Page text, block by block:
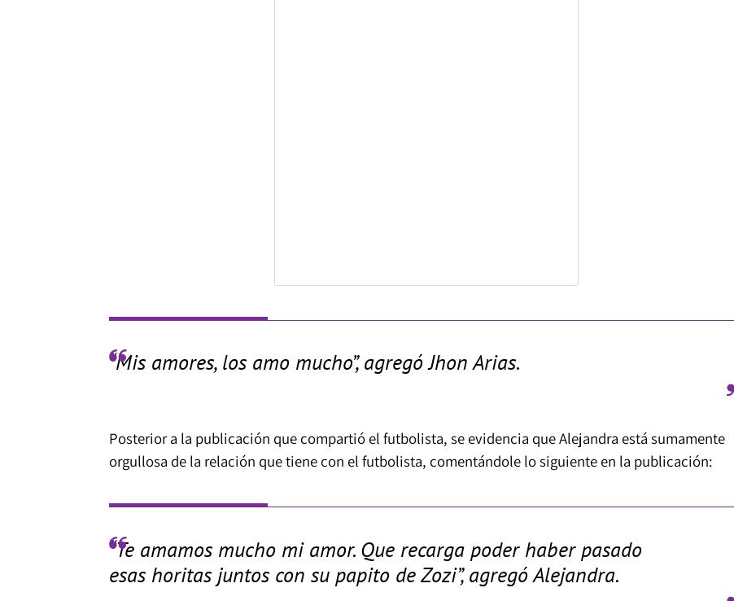
“Mis amores, los amo mucho”, agregó Jhon Arias.
Posterior a la publicación que compartió el futbolista, se evidencia que Alejandra está sumamente
orgullosa de la relación que tiene con el futbolista, comentándole lo siguiente en la publicación:
“Te amamos mucho mi amor. Que recarga poder haber pasado
esas horitas juntos con su papito de Zozi”, agregó Alejandra.